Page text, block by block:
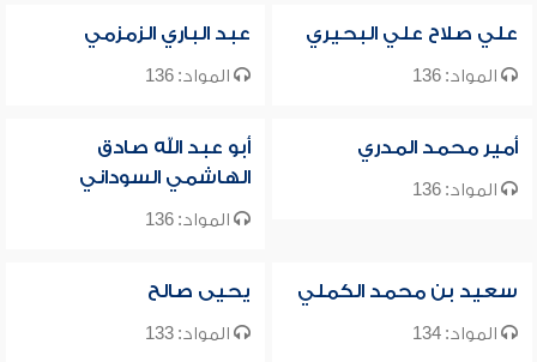
علي صلاح علي البحيري
المواد: 136
عبد الباري الزمزمي
المواد: 136
أمير محمد المدري
المواد: 136
أبو عبد الله صادق
الهاشمي السوداني
المواد: 136
سعيد بن محمد الكملي
المواد: 134
يحيى صالح
المواد: 133